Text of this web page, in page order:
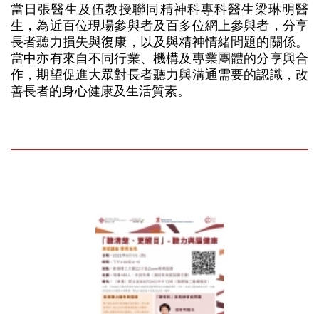
當日張醫生及伍教授聯同精神科專科醫生梁琳明醫
生，為近百位現場參與者及百多位網上參與者，分享
長者聽力損失與復康，以及與精神情緒問題的關係。
當中亦有來自不同行業、機構及專業團體的分享與合
作，期望促進大眾對長者聽力與溝通需要的認識，改
善長者的身心健康及生活質素。